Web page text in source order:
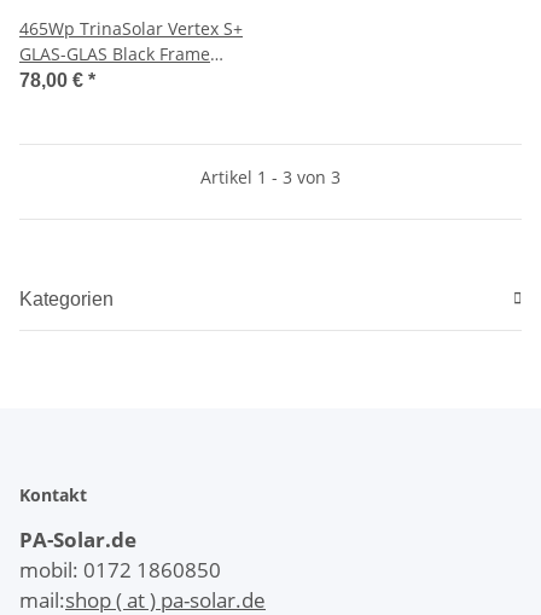
465Wp TrinaSolar Vertex S+
GLAS-GLAS Black Frame
TSM-NEG9R.28 Monofazial
78,00 € *
Artikel 1 - 3 von 3
Kategorien
Kontakt
PA-Solar.de
mobil: 0172 1860850
mail:shop ( at ) pa-solar.de